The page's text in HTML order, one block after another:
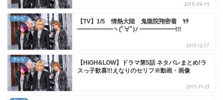
2015-04-15
テレビ
【TV】1/5 情熱大陸 鬼龍院翔密着 ﾔﾀ
━━━━━━ヽ(ﾟ∀ﾟ)ﾉ ━━━━━━!!!
2013-12-17
テレビ
【HiGH&LOW】ドラマ第5話 ネタバレまとめ!ラ
スっ子歓喜‼!えなりのセリフ※動画・画像
2015-11-23